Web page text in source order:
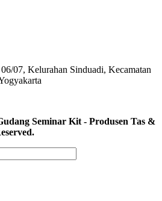
07, Kelurahan Sinduadi, Kecamatan
Seminar Kit - Produsen Tas &